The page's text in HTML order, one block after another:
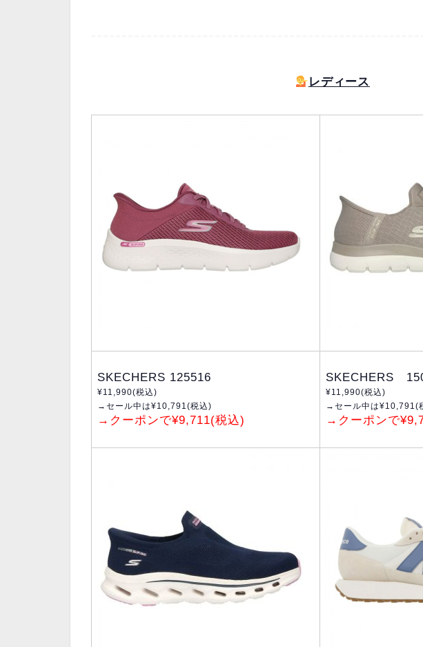
レディース
SKECHERS 125516
¥11,990(税込)
→セール中は¥10,791(税込)
→クーポンで¥9,711(税込)
SKECHERS
¥11,990(税込)
→セール中は¥10,791(
→クーポンで